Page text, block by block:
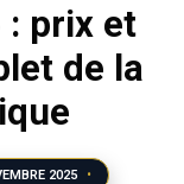
: prix et
de la
2025